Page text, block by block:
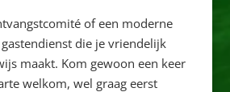
of een moderne
die je vriendelijk
maakt. Kom gewoon een keer
welkom, wel graag eerst